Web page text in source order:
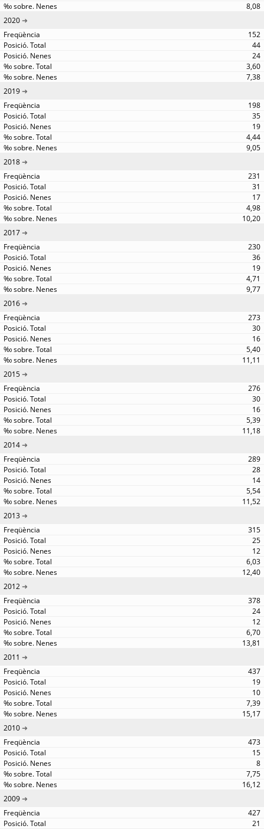
8,08
2020
152
44
24
3,60
7,38
2019
198
35
19
4,44
9,05
2018
231
31
17
4,98
10,20
2017
230
36
19
4,71
9,77
2016
273
30
16
5,40
11,11
2015
276
30
16
5,39
11,18
2014
289
28
14
5,54
11,52
2013
315
25
12
6,03
12,40
2012
378
24
12
6,70
13,81
2011
437
19
10
7,39
15,17
2010
473
15
8
7,75
16,12
2009
427
21